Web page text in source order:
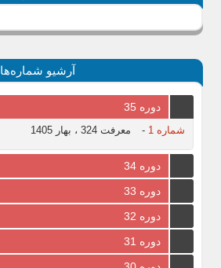
آرشیو شماره‌ها
دوره 35
شماره 1 - معرفت 324 ، بهار 1405
دوره 34
دوره 33
دوره 32
دوره 31